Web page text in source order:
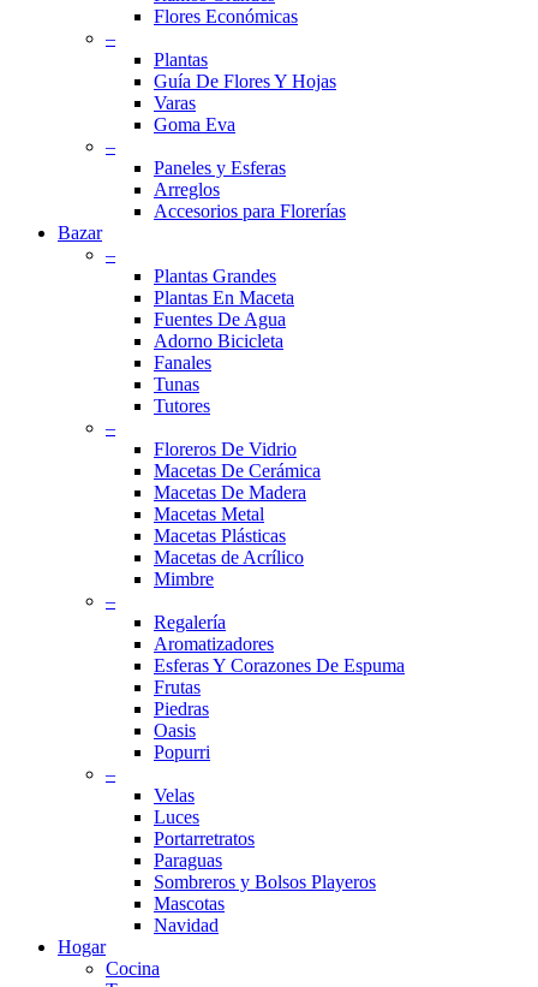
Flores Económicas
–
Plantas
Guía De Flores Y Hojas
Varas
Goma Eva
–
Paneles y Esferas
Arreglos
Accesorios para Florerías
Bazar
–
Plantas Grandes
Plantas En Maceta
Fuentes De Agua
Adorno Bicicleta
Fanales
Tunas
Tutores
–
Floreros De Vidrio
Macetas De Cerámica
Macetas De Madera
Macetas Metal
Macetas Plásticas
Macetas de Acrílico
Mimbre
–
Regalería
Aromatizadores
Esferas Y Corazones De Espuma
Frutas
Piedras
Oasis
Popurri
–
Velas
Luces
Portarretratos
Paraguas
Sombreros y Bolsos Playeros
Mascotas
Navidad
Hogar
Cocina